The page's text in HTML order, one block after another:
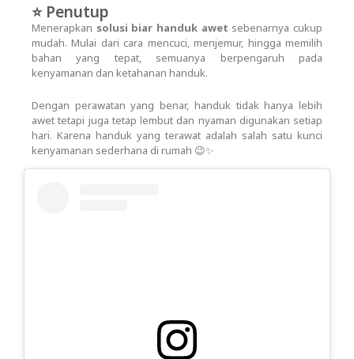
⭐ Penutup
Menerapkan solusi biar handuk awet sebenarnya cukup
mudah. Mulai dari cara mencuci, menjemur, hingga memilih
bahan yang tepat, semuanya berpengaruh pada
kenyamanan dan ketahanan handuk.
Dengan perawatan yang benar, handuk tidak hanya lebih
awet tetapi juga tetap lembut dan nyaman digunakan setiap
hari. Karena handuk yang terawat adalah salah satu kunci
kenyamanan sederhana di rumah 😉✨